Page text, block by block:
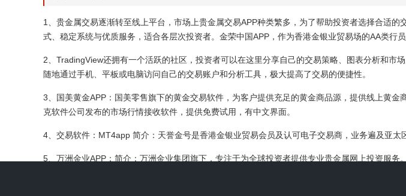
1、贵金属交易逐渐转至线上平台，市场上贵金属交易APP种类繁多，为了帮助投资者选择合适
式、稳定系统与优质服务，适合各层次投资者。金荣中国APP，作为香港金银业贸易场的AA类行
2、TradingView还拥有一个活跃的社区，投资者可以在这里分享自己的交易策略、图表分析和
随地通过手机、平板或电脑访问自己的交易账户和分析工具，极大提高了交易的便捷性。
3、国美黄金APP：国美零售旗下的黄金交易软件，为客户提供充足的黄金商品源，提供线上黄
克软件公司发布的市场行情接收软件，提供免费试用，有中文界面。
4、交易软件：MT4app 简介：天誉金号是香港金银业贸易会员及认可电子交易商，业务遍及亚太
5、万洲金业APP：简介：万洲金业集团旗下，专注于为全球投资者提供专业贵金属网上投资服